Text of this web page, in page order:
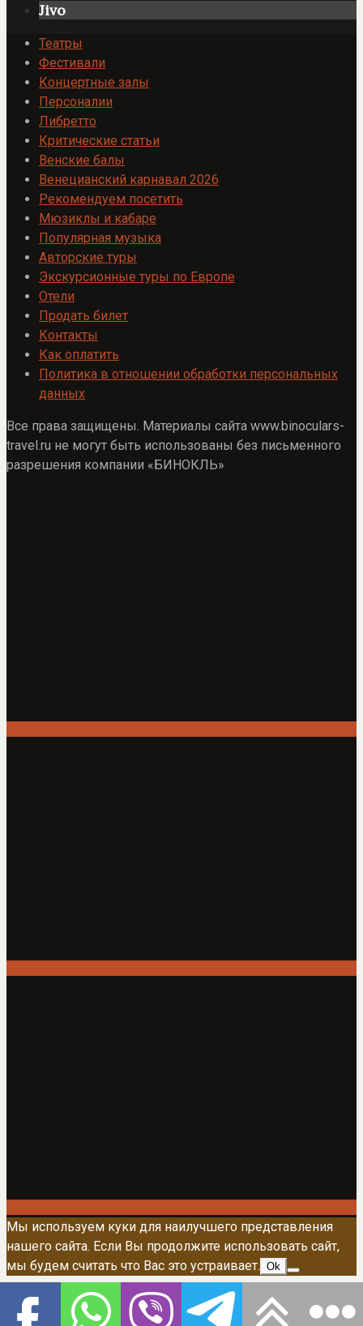
Jivo
Театры
Фестивали
Концертные залы
Персоналии
Либретто
Критические статьи
Венские балы
Венецианский карнавал 2026
Рекомендуем посетить
Мюзиклы и кабаре
Популярная музыка
Авторские туры
Экскурсионные туры по Европе
Отели
Продать билет
Контакты
Как оплатить
Политика в отношении обработки персональных
данных
Все права защищены. Материалы сайта www.binoculars-
travel.ru не могут быть использованы без письменного
разрешения компании «БИНОКЛЬ»
Мы используем куки для наилучшего представления
нашего сайта. Если Вы продолжите использовать сайт,
мы будем считать что Вас это устраивает. Ok